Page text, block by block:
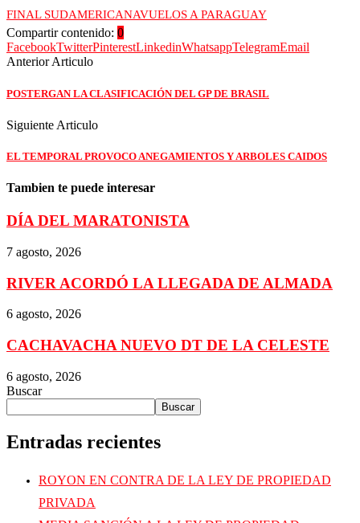
FINAL SUDAMERICANAVUELOS A PARAGUAY
Compartir contenido: 0
FacebookTwitterPinterestLinkedinWhatsappTelegramEmail
Anterior Articulo
POSTERGAN LA CLASIFICACIÓN DEL GP DE BRASIL
Siguiente Articulo
EL TEMPORAL PROVOCO ANEGAMIENTOS Y ARBOLES CAIDOS
Tambien te puede interesar
DÍA DEL MARATONISTA
7 agosto, 2026
RIVER ACORDÓ LA LLEGADA DE ALMADA
6 agosto, 2026
CACHAVACHA NUEVO DT DE LA CELESTE
6 agosto, 2026
Buscar
Buscar
Entradas recientes
ROYON EN CONTRA DE LA LEY DE PROPIEDAD
PRIVADA